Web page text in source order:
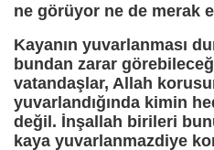
ne görüyor ne de merak
Kayanın yuvarlanması
bundan zarar
vatandaşlar, Allah
yuvarlandığında kimin
değil. İnşallah birileri
kaya yuvarlanmazdiye